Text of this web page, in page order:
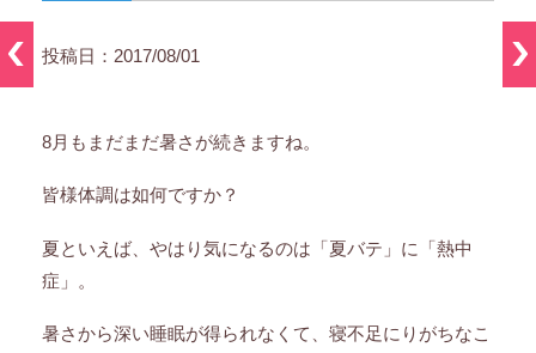
投稿日：2017/08/01
8月もまだまだ暑さが続きますね。
皆様体調は如何ですか？
夏といえば、やはり気になるのは「夏バテ」に「熱中
症」。
暑さから深い睡眠が得られなくて、寝不足にりがちなこ